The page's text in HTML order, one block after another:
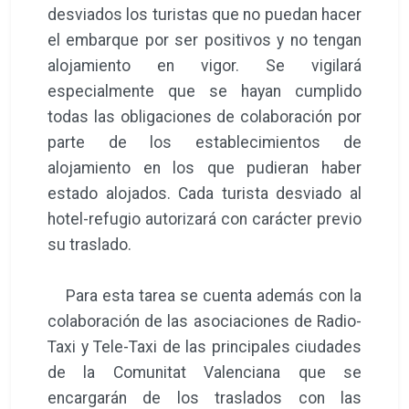
desviados los turistas que no puedan hacer
el embarque por ser positivos y no tengan
alojamiento en vigor. Se vigilará
especialmente que se hayan cumplido
todas las obligaciones de colaboración por
parte de los establecimientos de
alojamiento en los que pudieran haber
estado alojados. Cada turista desviado al
hotel-refugio autorizará con carácter previo
su traslado.
Para esta tarea se cuenta además con la
colaboración de las asociaciones de Radio-
Taxi y Tele-Taxi de las principales ciudades
de la Comunitat Valenciana que se
encargarán de los traslados con las